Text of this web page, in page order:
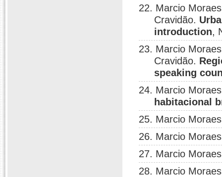
22. Marcio
Cravidão.
introduction,
23. Marcio
Cravidão.
speaking
24. Marcio
habitacional
25. Marcio
26. Marcio
27. Marcio
28. Marcio